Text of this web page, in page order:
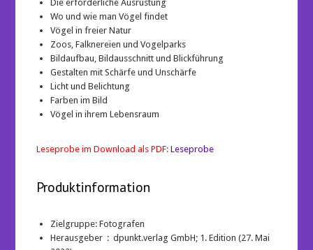
Die erforderliche Ausrüstung
Wo und wie man Vögel findet
Vögel in freier Natur
Zoos, Falknereien und Vogelparks
Bildaufbau, Bildausschnitt und Blickführung
Gestalten mit Schärfe und Unschärfe
Licht und Belichtung
Farben im Bild
Vögel in ihrem Lebensraum
Leseprobe im Download als PDF: Leseprobe
Produktinformation
Zielgruppe: Fotografen
Herausgeber ‏ : ‎ dpunkt.verlag GmbH; 1. Edition (27. Mai